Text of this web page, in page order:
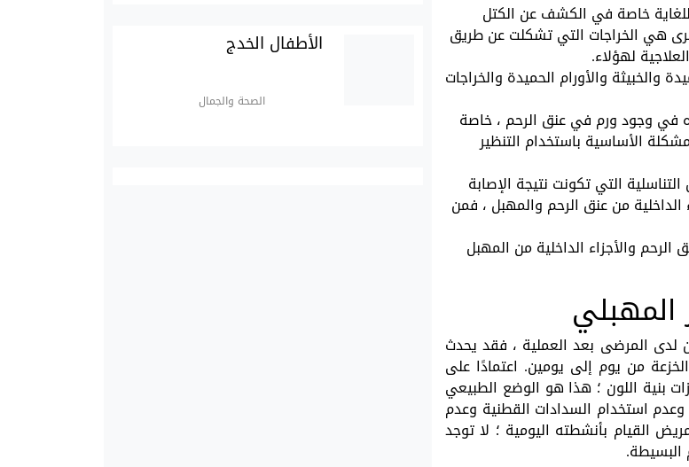
خاصة في الكشف عن الكتل
هي الخراجات التي تشكلت عن طريق
لهؤلاء.
والأورام الحميدة والخراجات
في وجود ورم في عنق الرحم ، خاصة
الأساسية باستخدام التنظير
التي تكونت نتيجة الإصابة
من عنق الرحم والمهبل ، فمن
والأجزاء الداخلية من المهبل
المهبلي
لدى المرضى بعد العملية ، فقد يحدث
من يوم إلى يومين. اعتمادًا على
بنية اللون ؛ هذا هو الوضع الطبيعي
استخدام السدادات القطنية وعدم
يمكن للمريض القيام بأنشطته اليومية ؛ لا توجد
البسيطة.
الأطفال الخدج
الصحة والجمال